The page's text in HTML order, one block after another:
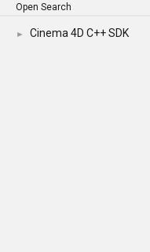
Open Search
► Cinema 4D C++ SDK